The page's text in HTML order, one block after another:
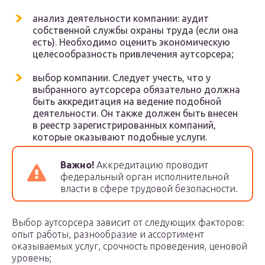
анализ деятельности компании: аудит
собственной службы охраны труда (если она
есть). Необходимо оценить экономическую
целесообразность привлечения аутсорсера;
выбор компании. Следует учесть, что у
выбранного аутсорсера обязательно должна
быть аккредитация на ведение подобной
деятельности. Он также должен быть внесен
в реестр зарегистрированных компаний,
которые оказывают подобные услуги.
Важно! Аккредитацию проводит
федеральный орган исполнительной
власти в сфере трудовой безопасности.
Выбор аутсорсера зависит от следующих факторов:
опыт работы, разнообразие и ассортимент
оказываемых услуг, срочность проведения, ценовой
уровень;